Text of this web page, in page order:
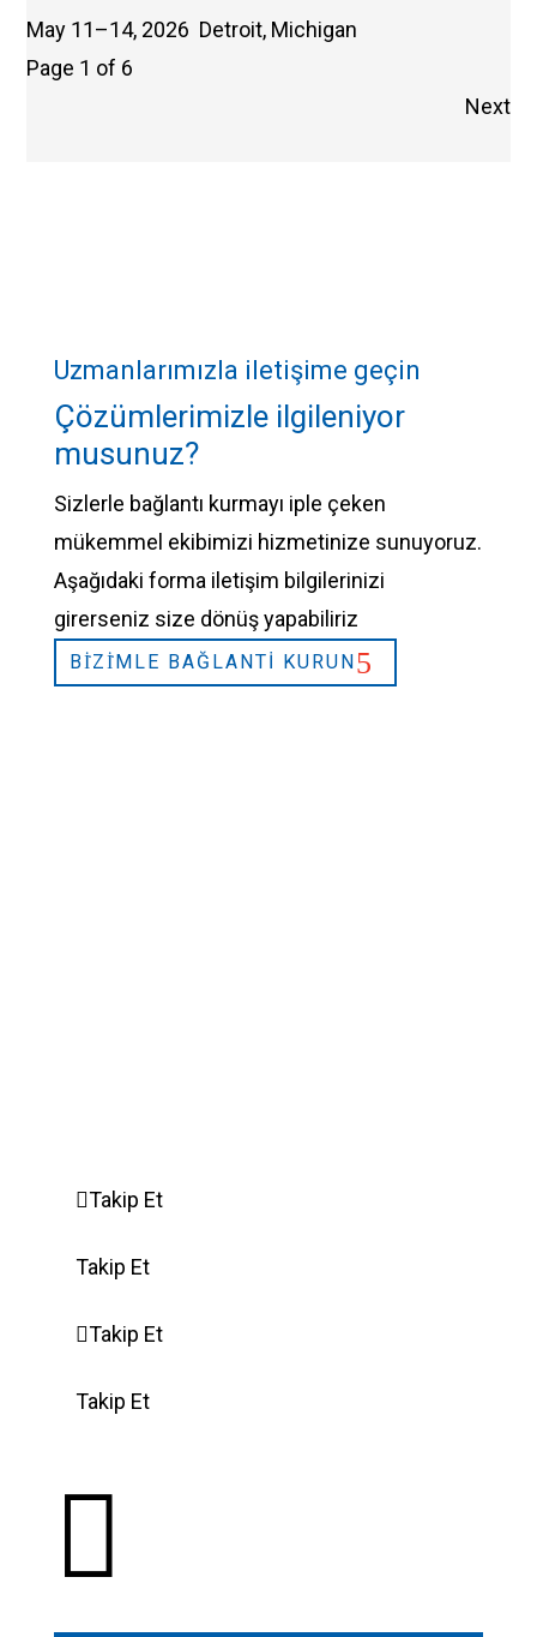
May 11–14, 2026 Detroit, Michigan
Page 1 of 6
Next
Uzmanlarımızla iletişime geçin
Çözümlerimizle ilgileniyor
musunuz?
Sizlerle bağlantı kurmayı iple çeken
mükemmel ekibimizi hizmetinize sunuyoruz.
Aşağıdaki forma iletişim bilgilerinizi
girerseniz size dönüş yapabiliriz
BİZİMLE BAĞLANTI KURUN
Takip Et
Takip Et
Takip Et
Takip Et
